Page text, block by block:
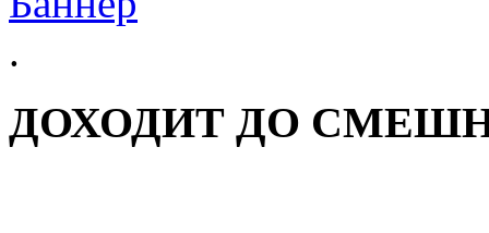
.
ДОХОДИТ ДО